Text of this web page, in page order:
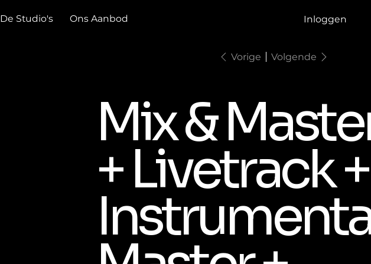
De Studio's Ons Aanbod Inloggen
Vorige Volgende
Mix &
+ Livetrack +